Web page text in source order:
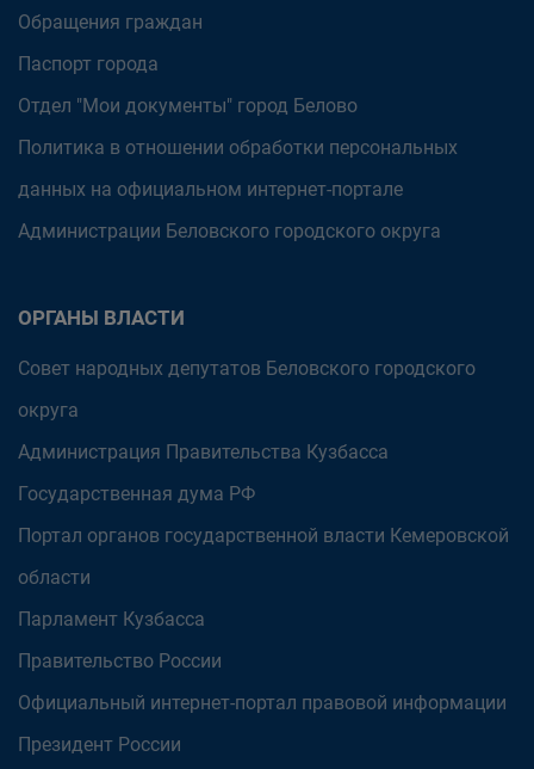
Обращения граждан
Паспорт города
Отдел "Мои документы" город Белово
Политика в отношении обработки персональных
данных на официальном интернет-портале
Администрации Беловского городского округа
ОРГАНЫ ВЛАСТИ
Совет народных депутатов Беловского городского
округа
Администрация Правительства Кузбасса
Государственная дума РФ
Портал органов государственной власти Кемеровской
области
Парламент Кузбасса
Правительство России
Официальный интернет-портал правовой информации
Президент России